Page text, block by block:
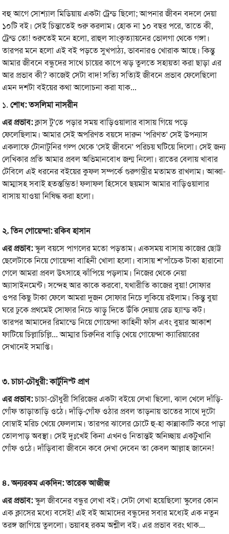
বহু আগে সোশ্যাল মিডিয়ায় একটা ট্রেন্ড ছিলো; আপনার জীবন বদলে দেয়া
১০টি বই। সেই চিন্তাতেই শুরু করলাম। হোক না ১০ বছর পরে, তাতে কী,
ট্রেন্ড তো! শুরুতেই মনে হলো, রাহুল সাংকৃত্যায়নের ভোলগা থেকে গঙ্গা।
তারপর মনে হলো এই বই পড়তে সুখপাঠ্য, ভাবনারও খোরাক আছে। কিন্তু
আমার জীবনে বন্ধুদের সাথে চায়ের কাপে ঝড় তুলতে সহায়তা করা ছাড়া এর
আর প্রভাব কী? কাজেই সেটা বাদ! সত্যি সত্যিই জীবনে প্রভাব ফেলেছিলো
এমন দশটা বইয়ের কথা আলোচনা করা যাক...
১.শোধ: তসলিমানাসরীন
এরপ্রভাব:ক্লাস টু'তে পড়ার সময় বাড়িওয়ালার বাসায় গিয়ে পড়ে
ফেলেছিলাম। আমার সেই অপরিণত বয়সে দারুন 'পরিণত' সেই উপন্যাস
একলাফে টোনাটুনির গল্প থেকে 'সেই জীবনে' পরিচয় ঘটিয়ে দিলো। সেই জন্য
লেখিকার প্রতি আমার প্রবল অভিমানবোধ জন্ম নিলো। রাতের বেলায় খাবার
টেবিলে এই ধরনের বইয়ের কুফল সম্পর্কে গুরুগম্ভীর মতামত রাখলাম। আব্বা-
আম্মাসহ সবাই হতস্তম্ভিত! ফলাফল হিসেবে ছয়মাস আমার বাড়িওয়ালার
বাসায় যাওয়া নিষিদ্ধ করা হলো।
২.তিনগোয়েন্দা:রকিবহাসান
এরপ্রভাব:স্কুল বয়সে পাগলের মতো পড়তাম। একসময় বাসায় কাজের ছোট্ট
ছেলেটাকে নিয়ে গোয়েন্দা বাহিনী খোলা হলো। বাসায় শ'পাঁচেক টাকা হারানো
গেলে আমরা প্রবল উৎসাহে ঝাঁপিয়ে পড়লাম। নিজের থেকে নেয়া
অ্যাসাইনমেন্ট। সন্দেহ আর কাকে করবো, যথারীতি কাজের বুয়া! সোফার
ওপর কিছু টাকা ফেলে আমরা দুজন সোফার নিচে লুকিয়ে রইলাম। কিন্তু বুয়া
ঘরে ঢুকে প্রথমেই সোফার নিচে ঝাড়ু দিতে উঁকি দেয়ায় রেড হ্যান্ড কট্‌।
তারপর আমাদের রিমান্ডে নিয়ে গোয়েন্দা কাহিনী ফাঁস এবং বুয়ার আকাশ
ফাটিয়ে চিল্লাচিল্লি... আম্মার চিরুনির বাড়ি খেয়ে গোয়েন্দা ক্যারিয়ারের
সেখানেই সমাপ্তি।
৩.চাচা-চৌধুরী:কার্টুনিস্টপ্রাণ
এরপ্রভাব:চাচা-চৌধুরী সিরিজের একটা বইয়ে লেখা ছিলো, ঝাল খেলে দাঁড়ি-
গোঁফ তাড়াতাড়ি ওঠে। দাঁড়ি-গোঁফ ওঠার প্রবল তাড়নায় ভাতের সাথে দুটো
বোম্বাই মরিচ খেয়ে ফেললাম। তারপর ঝালের চোটে হু-হা কান্নাকাটি করে পাড়া
তোলপাড় অবস্থা। সেই দুঃখেই কিনা এখনও নিতান্তই অনিচ্ছায় একটুখানি
গোঁফ ওঠে। দাঁড়িবাবা জীবনে কবে দেখা দেবেন তা কেবল আল্লাহ জানেন!
৪.অন্যরকমএকদিন:তারেকআজীজ
এরপ্রভাব:স্কুল জীবনের বন্ধুর লেখা বই। সেটা লেখা হয়েছিলো স্কুলের কোন
এক ক্লাসের মধ্যে বসেই! এই বই আমাদের বন্ধুদের সবার মধ্যেই এক নতুন
তরঙ্গ জাগিয়ে তুললো। ভয়াবহ রকম অশ্লীল বই। এর প্রভাব বরং থাক...